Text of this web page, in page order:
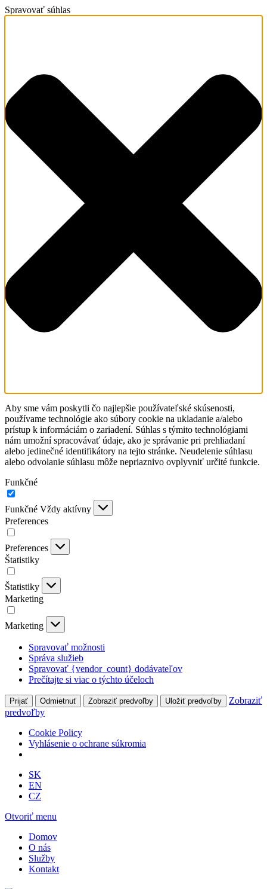
Spravovať súhlas
Aby sme vám poskytli čo najlepšie používateľské skúsenosti,
používame technológie ako súbory cookie na ukladanie a/alebo
prístup k informáciám o zariadení. Súhlas s týmito technológiami
nám umožní spracovávať údaje, ako je správanie pri prehliadaní
alebo jedinečné identifikátory na tejto stránke. Neudelenie súhlasu
alebo odvolanie súhlasu môže nepriaznivo ovplyvniť určité funkcie.
Funkčné
Funkčné Vždy aktívny
Preferences
Preferences
Štatistiky
Štatistiky
Marketing
Marketing
Spravovať možnosti
Správa služieb
Spravovať {vendor_count} dodávateľov
Prečítajte si viac o týchto účeloch
Prijať Odmietnuť Zobraziť predvoľby Uložiť predvoľby
Zobraziť
predvoľby
Cookie Policy
Vyhlásenie o ochrane súkromia
SK
EN
CZ
Otvoriť menu
Domov
O nás
Služby
Kontakt